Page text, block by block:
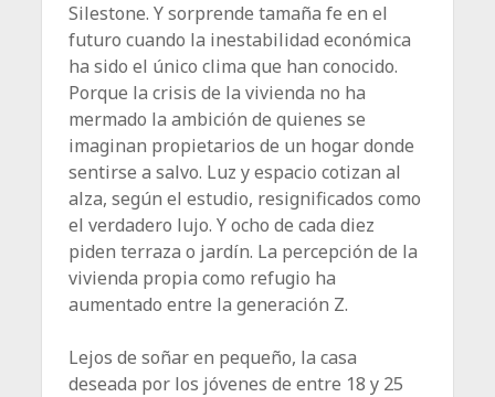
Silestone. Y sorprende tamaña fe en el
futuro cuando la inestabilidad económica
ha sido el único clima que han conocido.
Porque la crisis de la vivienda no ha
mermado la ambición de quienes se
imaginan propietarios de un hogar donde
sentirse a salvo. Luz y espacio cotizan al
alza, según el estudio, resignificados como
el verdadero lujo. Y ocho de cada diez
piden terraza o jardín. La percepción de la
vivienda propia como refugio ha
aumentado entre la generación Z.
Lejos de soñar en pequeño, la casa
deseada por los jóvenes de entre 18 y 25